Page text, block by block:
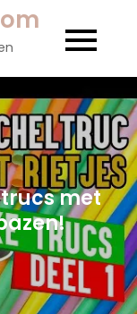
met